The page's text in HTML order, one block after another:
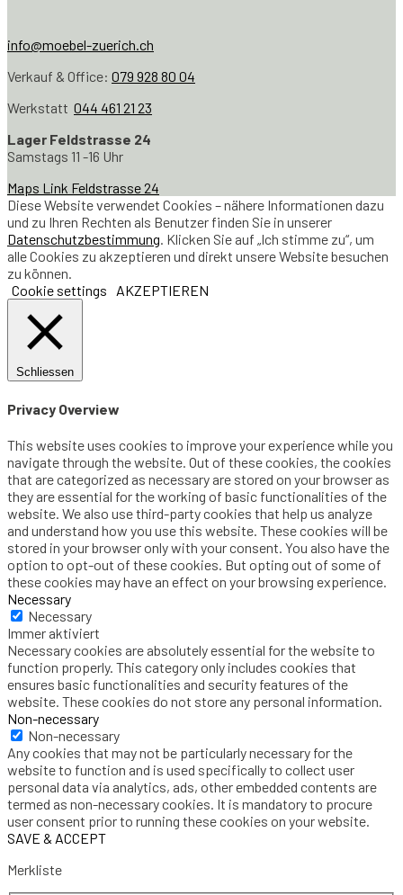
info@moebel-zuerich.ch
Verkauf & Office: 079 928 80 04
Werkstatt 044 461 21 23
Lager Feldstrasse 24
Samstags 11 -16 Uhr
Maps Link Feldstrasse 24
Diese Website verwendet Cookies – nähere Informationen dazu
und zu Ihren Rechten als Benutzer finden Sie in unserer
Datenschutzbestimmung . Klicken Sie auf „Ich stimme zu“, um
alle Cookies zu akzeptieren und direkt unsere Website besuchen
zu können.
Cookie settings
AKZEPTIEREN
Schliessen
Privacy Overview
This website uses cookies to improve your experience while you
navigate through the website. Out of these cookies, the cookies
that are categorized as necessary are stored on your browser as
they are essential for the working of basic functionalities of the
website. We also use third-party cookies that help us analyze
and understand how you use this website. These cookies will be
stored in your browser only with your consent. You also have the
option to opt-out of these cookies. But opting out of some of
these cookies may have an effect on your browsing experience.
Necessary
Necessary
Immer aktiviert
Necessary cookies are absolutely essential for the website to
function properly. This category only includes cookies that
ensures basic functionalities and security features of the
website. These cookies do not store any personal information.
Non-necessary
Non-necessary
Any cookies that may not be particularly necessary for the
website to function and is used specifically to collect user
personal data via analytics, ads, other embedded contents are
termed as non-necessary cookies. It is mandatory to procure
user consent prior to running these cookies on your website.
SAVE & ACCEPT
Merkliste